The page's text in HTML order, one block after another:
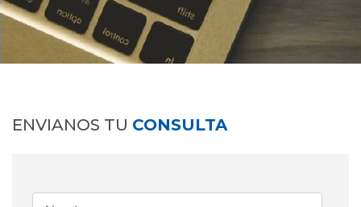
ENVIANOS TU CONSULTA